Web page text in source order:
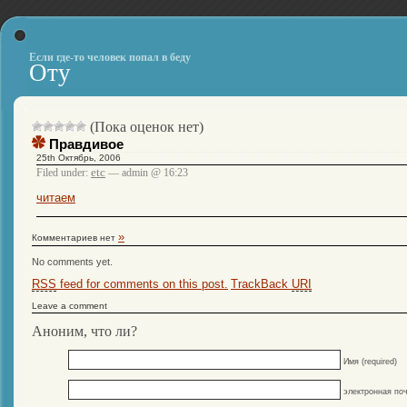
Если где-то человек попал в беду
Оту
(Пока оценок нет)
Правдивое
25th Октябрь, 2006
Filed under: etc — admin @ 16:23
читаем
Комментариев нет »
No comments yet.
RSS feed for comments on this post. TrackBack URI
Leave a comment
Аноним, что ли?
Имя (required)
электронная